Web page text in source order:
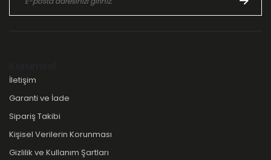
İletişim
Garanti ve İade
Sipariş Takibi
Kişisel Verilerin Korunması
Gizlilik ve Kullanım Şartları